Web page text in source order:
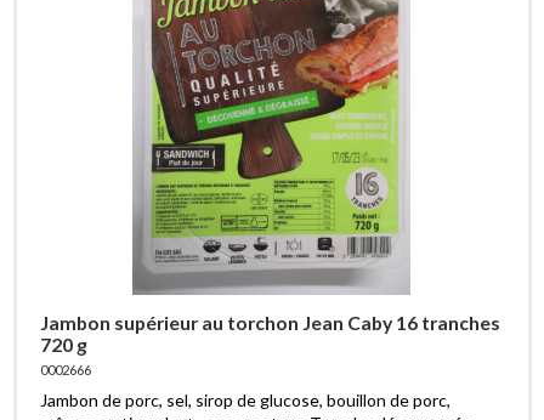
Jambon supérieur au torchon Jean Caby 16 tranches
720 g
0002666
Jambon de porc, sel, sirop de glucose, bouillon de porc,